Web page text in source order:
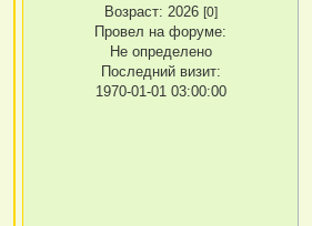
Возраст: 2026 [0]
Провел на форуме:
Не определено
Последний визит:
1970-01-01 03:00:00